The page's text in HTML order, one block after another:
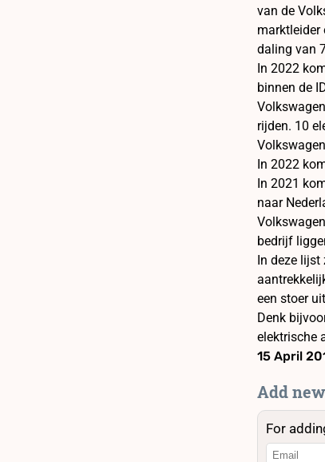
van de
marktleider
daling van
In 2022
binnen de
rijden. 10
In 2022
In 2021
naar
bedrijf
In deze lijst
een stoer
Denk
elektrische
15 April
Add
For